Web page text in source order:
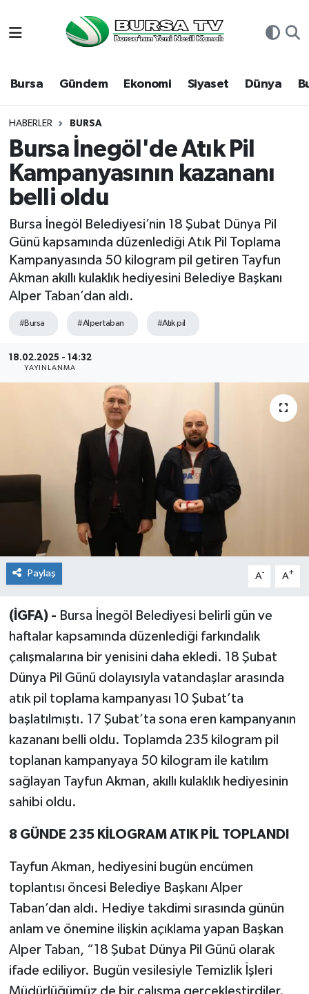
Bursa Gündem Ekonomi Siyaset Dünya
HABERLER BURSA
Bursa İnegöl'de Atık Pil
Kampanyasının kazananı
belli oldu
Bursa İnegöl Belediyesi’nin 18 Şubat Dünya Pil
Günü kapsamında düzenlediği Atık Pil Toplama
Kampanyasında 50 kilogram pil getiren Tayfun
Akman akıllı kulaklık hediyesini Belediye Başkanı
Alper Taban’dan aldı.
#Bursa #Alper taban #Atık pil
18.02.2025 - 14:32
YAYINLANMA
Paylaş A- A+
(İGFA) - Bursa İnegöl Belediyesi belirli gün ve
haftalar kapsamında düzenlediği farkındalık
çalışmalarına bir yenisini daha ekledi. 18 Şubat
Dünya Pil Günü dolayısıyla vatandaşlar arasında
atık pil toplama kampanyası 10 Şubat’ta
başlatılmıştı. 17 Şubat’ta sona eren kampanyanın
kazananı belli oldu. Toplamda 235 kilogram pil
toplanan kampanyaya 50 kilogram ile katılım
sağlayan Tayfun Akman, akıllı kulaklık hediyesinin
sahibi oldu.
8 GÜNDE 235 KİLOGRAM ATIK PİL TOPLANDI
Tayfun Akman, hediyesini bugün encümen
toplantısı öncesi Belediye Başkanı Alper
Taban’dan aldı. Hediye takdimi sırasında günün
anlam ve önemine ilişkin açıklama yapan Başkan
Alper Taban, “18 Şubat Dünya Pil Günü olarak
ifade ediliyor. Bugün vesilesiyle Temizlik İşleri
Müdürlüğümüz de bir çalışma gerçekleştirdiler.
Bursa
Dünya
Eğitim
Ekonomi
Genel
Gündem
Magazin
Siyaset
Teknoloji
Türkiye
Hava Durumu
Namaz Vakitleri
Trafik Durumu
Süper Lig Puan Durumu ve Fikstür
Tüm Manşetler
Son Dakika Haberleri
Haber Arşivi